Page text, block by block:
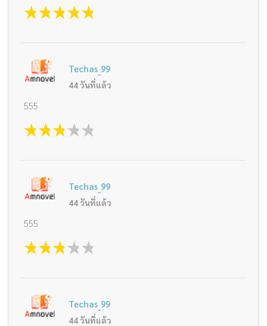
1 star
2 stars
3 stars
4 stars
Techas_99
44 วันที่แล้ว
555
1 star
2 stars
3 stars
4 stars
Techas_99
44 วันที่แล้ว
555
1 star
2 stars
3 stars
4 stars
Techas_99
44 วันที่แล้ว